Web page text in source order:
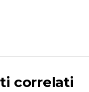
correlati